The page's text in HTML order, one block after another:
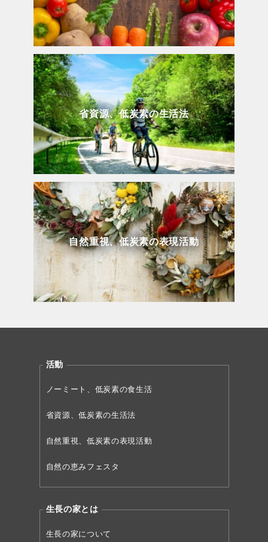
省資源、低炭素の生活法
自然重視、低炭素の表現活動
活動
ノーミート、低炭素の食生活
省資源、低炭素の生活法
自然重視、低炭素の表現活動
自然の恵みフェスタ
生長の家とは
生長の家について